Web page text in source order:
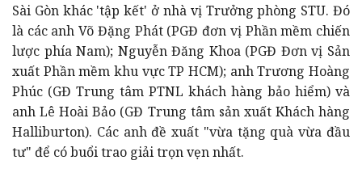
Sài Gòn khác 'tập kết' ở nhà vị Trưởng phòng STU. Đó
là các anh Võ Đặng Phát (PGĐ đơn vị Phần mềm chiến
lược phía Nam); Nguyễn Đăng Khoa (PGĐ Đơn vị Sản
xuất Phần mềm khu vực TP HCM); anh Trương Hoàng
Phúc (GĐ Trung tâm PTNL khách hàng bảo hiểm) và
anh Lê Hoài Bảo (GĐ Trung tâm sản xuất Khách hàng
Halliburton). Các anh đề xuất "vừa tặng quà vừa đầu
tư" để có buổi trao giải trọn vẹn nhất.